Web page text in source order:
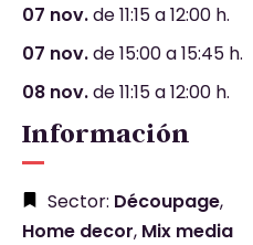
07 nov.de 11:15 a 12:00 h.
07 nov.de 15:00 a 15:45 h.
08 nov.de 11:15 a 12:00 h.
Información
Sector: Découpage,
Home decor, Mix media